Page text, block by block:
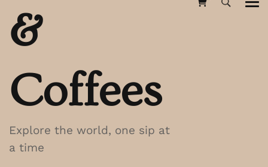
&
Coffees
Explore the world, one sip at
a time